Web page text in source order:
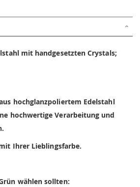
mit handgesetzten Crystals;
hochglanzpoliertem Edelstahl
hochwertige Verarbeitung und
Ihrer Lieblingsfarbe.
wählen sollten: